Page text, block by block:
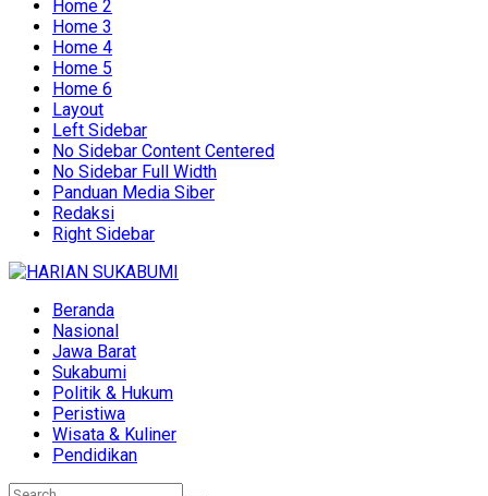
Home 2
Home 3
Home 4
Home 5
Home 6
Layout
Left Sidebar
No Sidebar Content Centered
No Sidebar Full Width
Panduan Media Siber
Redaksi
Right Sidebar
Beranda
Nasional
Jawa Barat
Sukabumi
Politik & Hukum
Peristiwa
Wisata & Kuliner
Pendidikan